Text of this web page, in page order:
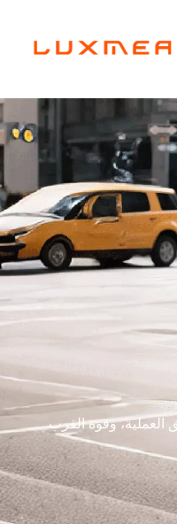
العملية، وقوة القرب